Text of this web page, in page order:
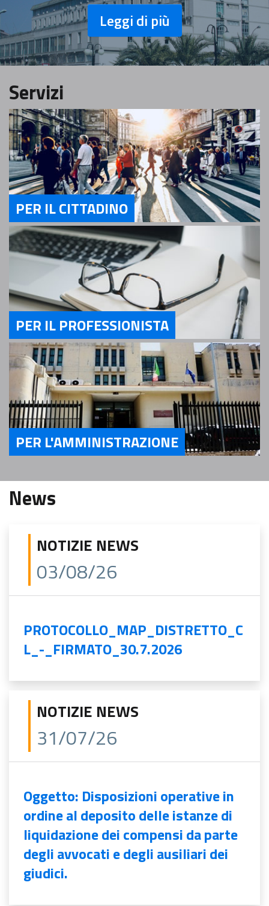
Leggi di più
Servizi
Servizi Per il cittadino
PER IL CITTADINO
Servizi Per il Professionista
PER IL PROFESSIONISTA
PER L'AMMINISTRAZIONE
News
NOTIZIE NEWS
03/08/26
PROTOCOLLO_MAP_DISTRETTO_C
L_-_FIRMATO_30.7.2026
NOTIZIE NEWS
31/07/26
Oggetto: Disposizioni operative in
ordine al deposito delle istanze di
liquidazione dei compensi da parte
degli avvocati e degli ausiliari dei
giudici.